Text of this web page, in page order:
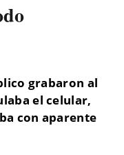
grabaron al
el celular,
con aparente